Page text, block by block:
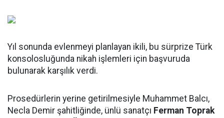
Yıl sonunda evlenmeyi planlayan ikili, bu sürprize Türk
konsolosluğunda nikah işlemleri için başvuruda
bulunarak karşılık verdi.
Prosedürlerin yerine getirilmesiyle Muhammet Balcı,
Necla Demir şahitliğinde, ünlü sanatçı Ferman Toprak